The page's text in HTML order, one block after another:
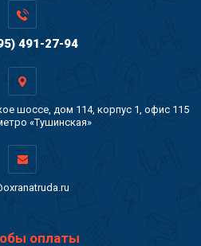
491-27-94
шоссе, дом 114, корпус 1, офис 115
«Тушинская»
оплаты